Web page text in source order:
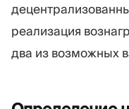
реализация
два из возможных